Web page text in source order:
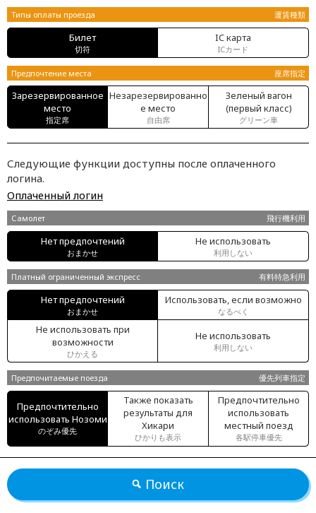
Типы оплаты проезда 運賃種類
Билет
切符
IC карта
ICカード
Предпочтение места 座席指定
Зарезервированное
место
指定席
Незарезервированно
е место
自由席
Зеленый вагон
(первый класс)
グリーン車
Следующие функции доступны после оплаченного
логина.
Оплаченный логин
Самолет 飛行機利用
Нет предпочтений
おまかせ
Не использовать
利用しない
Платный ограниченный экспресс 有料特急利用
Нет предпочтений
おまかせ
Использовать, если возможно
なるべく
Не использовать при
возможности
ひかえる
Не использовать
利用しない
Предпочитаемые поезда 優先列車指定
Предпочтительно
использовать Нозоми
のぞみ優先
Также показать
результаты для
Хикари
ひかりも表示
Предпочтительно
использовать
местный поезд
各駅停車優先
Поиск